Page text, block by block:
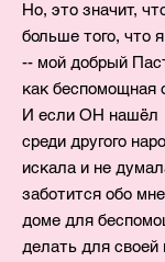
Но, это значит,
больше того, что
-- мой добрый
как беспомощная
И если ОН нашёл
среди другого
искала и не
заботится обо
доме для
делать для своей